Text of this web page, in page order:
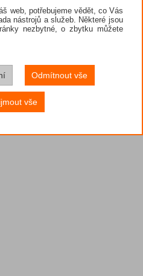
web, potřebujeme vědět, co Vás
nástrojů a služeb. Některé jsou
nezbytné, o zbytku můžete
Odmítnout vše
vše